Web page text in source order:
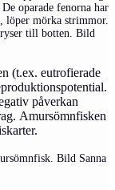
oparade fenorna har
löper mörka strimmor.
till botten. Bild
(t.ex. eutrofierade
påverkan
Amursömnfisken
Bild Sanna